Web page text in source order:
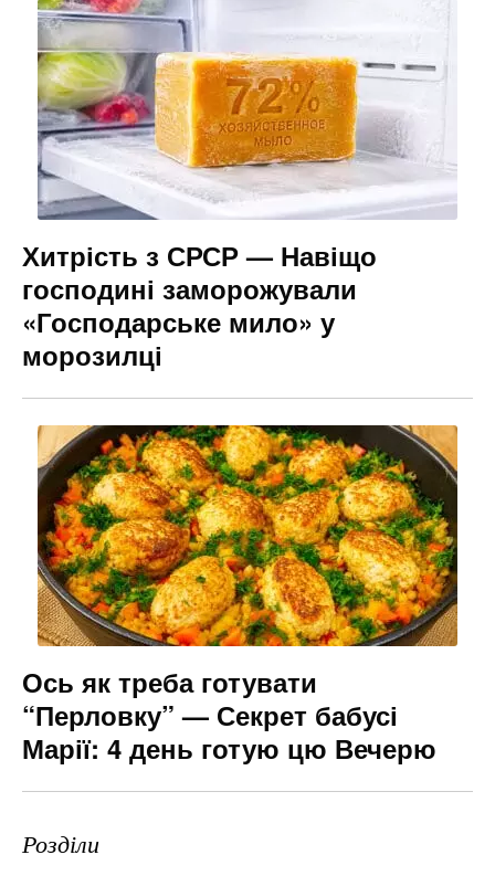
Хитрість з СРСР — Навіщо
господині заморожували
«Господарське мило» у
морозилці
Ось як треба готувати
“Перловку” — Секрет бабусі
Марії: 4 день готую цю Вечерю
Розділи